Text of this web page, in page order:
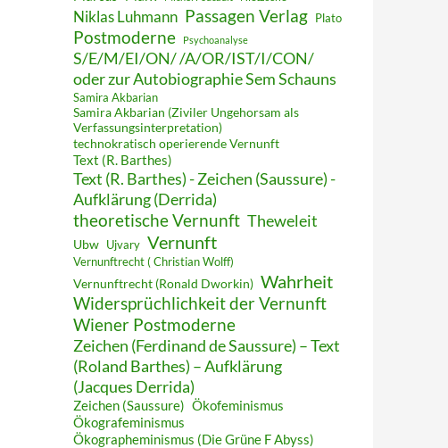
Niklas Luhmann Passagen Verlag Plato
Postmoderne Psychoanalyse
S/E/M/EI/ON/ /A/OR/IST/I/CON/
oder zur Autobiographie Sem Schauns
Samira Akbarian
Samira Akbarian (Ziviler Ungehorsam als
Verfassungsinterpretation)
technokratisch operierende Vernunft
Text (R. Barthes)
Text (R. Barthes) - Zeichen (Saussure) -
Aufklärung (Derrida)
theoretische Vernunft Theweleit
Ubw Ujvary Vernunft
Vernunftrecht ( Christian Wolff)
Vernunftrecht (Ronald Dworkin) Wahrheit
Widersprüchlichkeit der Vernunft
Wiener Postmoderne
Zeichen (Ferdinand de Saussure) – Text
(Roland Barthes) – Aufklärung
(Jacques Derrida)
Zeichen (Saussure) Ökofeminismus
Ökografeminismus
Ökographeminismus (Die Grüne F Abyss)